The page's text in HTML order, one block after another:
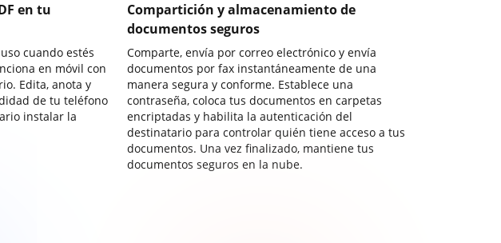
en tu
cuando estés
en móvil con
Edita, anota y
de tu teléfono
instalar la
Compartición y almacenamiento de
documentos seguros
Comparte, envía por correo electrónico y envía
documentos por fax instantáneamente de una
manera segura y conforme. Establece una
contraseña, coloca tus documentos en carpetas
encriptadas y habilita la autenticación del
destinatario para controlar quién tiene acceso a tus
documentos. Una vez finalizado, mantiene tus
documentos seguros en la nube.